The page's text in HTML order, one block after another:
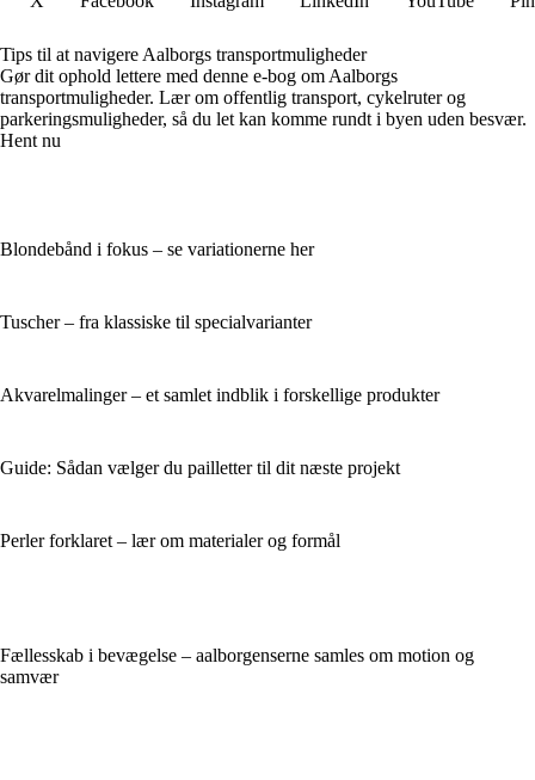
Tips til at navigere Aalborgs transportmuligheder
Gør dit ophold lettere med denne e-bog om Aalborgs
transportmuligheder. Lær om offentlig transport, cykelruter og
parkeringsmuligheder, så du let kan komme rundt i byen uden besvær.
Hent nu
Blondebånd i fokus – se variationerne her
Tuscher – fra klassiske til specialvarianter
Akvarelmalinger – et samlet indblik i forskellige produkter
Guide: Sådan vælger du pailletter til dit næste projekt
Perler forklaret – lær om materialer og formål
Fællesskab i bevægelse – aalborgenserne samles om motion og
samvær